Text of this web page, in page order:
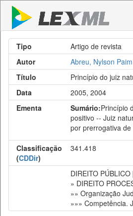
Tipo
Artigo de revista
Autor
Abreu, Nylson
Título
Princípio do juiz
Data
2005, 2004
Ementa
Sumário:Princípio
positivo -- Juiz
por prerrogativa de
Classificação
(CDDir)
341.418
DIREITO PÚBLICO
» DIREITO
»» Organização
»»» Competência.